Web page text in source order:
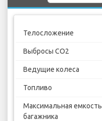
Телосложение
Выбросы CO2
Ведущие колеса
Топливо
Максимальная емкость
багажника